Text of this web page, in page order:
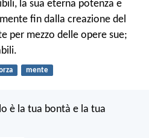
la sua eterna potenza e
fin dalla creazione del
per mezzo delle opere sue;
mente
è la tua bontà e la tua